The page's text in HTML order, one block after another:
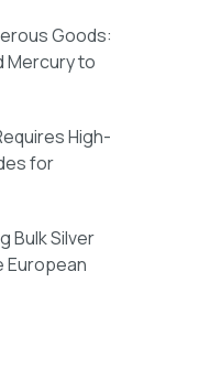
Goods:
Mercury to
High-
for
Bulk Silver
European